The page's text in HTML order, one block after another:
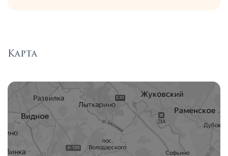
Карта